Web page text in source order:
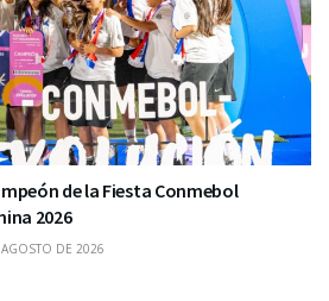
de la Fiesta Conmebol
2026
DE 2026